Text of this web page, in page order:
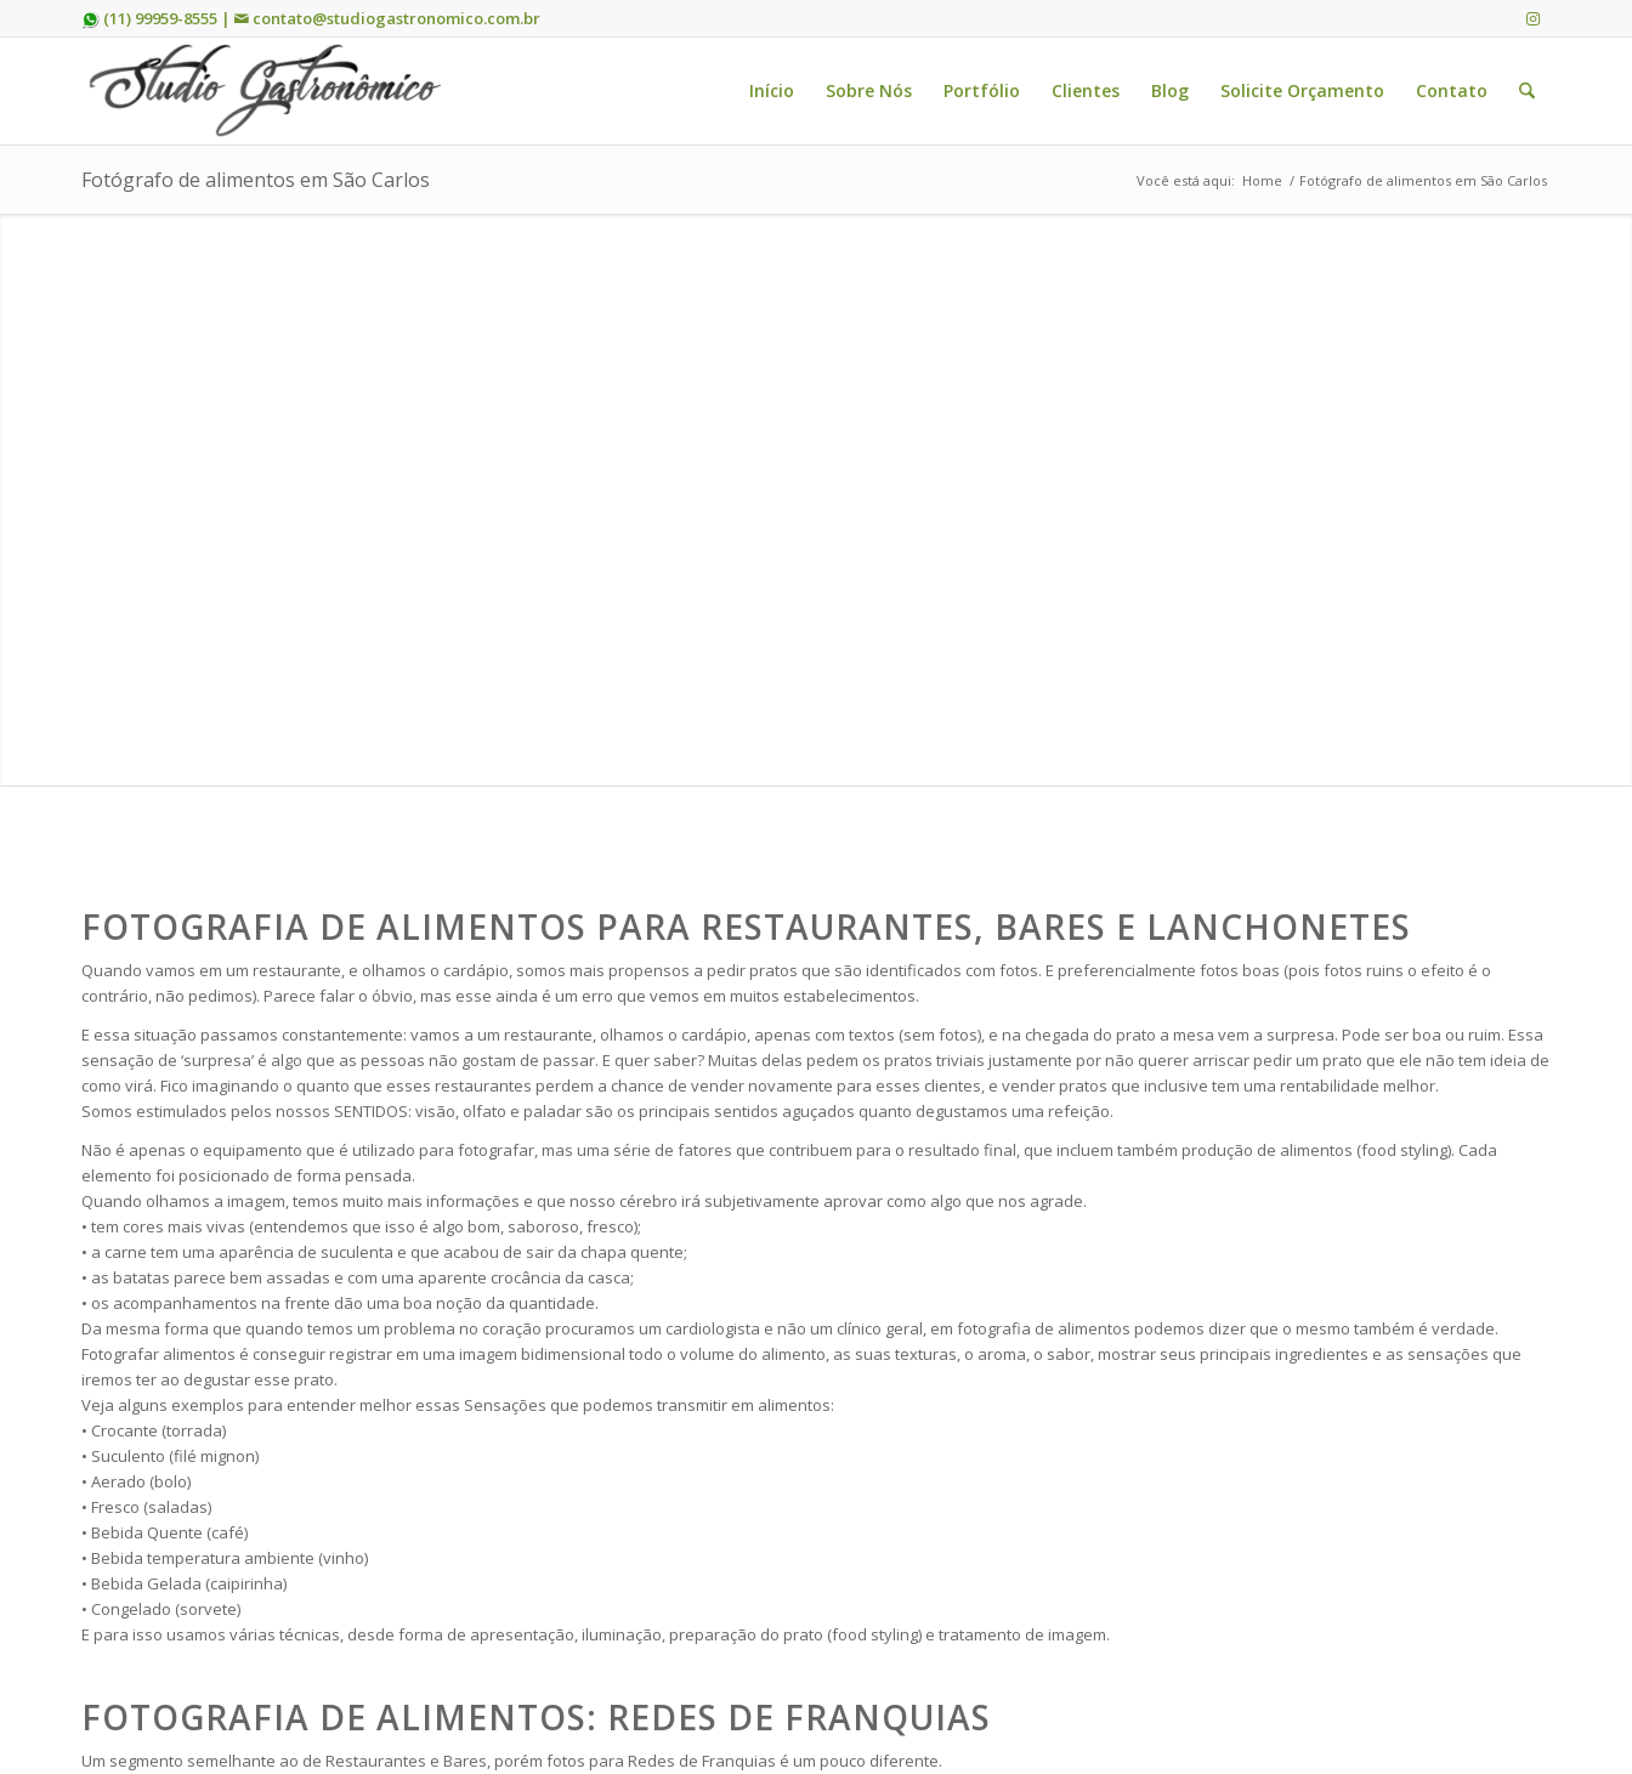
(11) 99959-8555 | contato@studiogastronomico.com.br
Início Sobre Nós Portfólio Clientes Blog Solicite Orçamento Contato
Fotógrafo de alimentos em São Carlos Você está aqui: Home / Fotógrafo de alimentos em São Carlos
FOTOGRAFIA DE ALIMENTOS PARA RESTAURANTES, BARES E LANCHONETES
Quando vamos em um restaurante, e olhamos o cardápio, somos mais propensos a pedir pratos que são identificados com fotos. E preferencialmente fotos boas (pois fotos ruins o efeito é o
contrário, não pedimos). Parece falar o óbvio, mas esse ainda é um erro que vemos em muitos estabelecimentos.
E essa situação passamos constantemente: vamos a um restaurante, olhamos o cardápio, apenas com textos (sem fotos), e na chegada do prato a mesa vem a surpresa. Pode ser boa ou ruim. Essa
sensação de ‘surpresa’ é algo que as pessoas não gostam de passar. E quer saber? Muitas delas pedem os pratos triviais justamente por não querer arriscar pedir um prato que ele não tem ideia de
como virá. Fico imaginando o quanto que esses restaurantes perdem a chance de vender novamente para esses clientes, e vender pratos que inclusive tem uma rentabilidade melhor.
Somos estimulados pelos nossos SENTIDOS: visão, olfato e paladar são os principais sentidos aguçados quanto degustamos uma refeição.
Não é apenas o equipamento que é utilizado para fotografar, mas uma série de fatores que contribuem para o resultado final, que incluem também produção de alimentos (food styling). Cada
elemento foi posicionado de forma pensada.
Quando olhamos a imagem, temos muito mais informações e que nosso cérebro irá subjetivamente aprovar como algo que nos agrade.
• tem cores mais vivas (entendemos que isso é algo bom, saboroso, fresco);
• a carne tem uma aparência de suculenta e que acabou de sair da chapa quente;
• as batatas parece bem assadas e com uma aparente crocância da casca;
• os acompanhamentos na frente dão uma boa noção da quantidade.
Da mesma forma que quando temos um problema no coração procuramos um cardiologista e não um clínico geral, em fotografia de alimentos podemos dizer que o mesmo também é verdade.
Fotografar alimentos é conseguir registrar em uma imagem bidimensional todo o volume do alimento, as suas texturas, o aroma, o sabor, mostrar seus principais ingredientes e as sensações que
iremos ter ao degustar esse prato.
Veja alguns exemplos para entender melhor essas Sensações que podemos transmitir em alimentos:
• Crocante (torrada)
• Suculento (filé mignon)
• Aerado (bolo)
• Fresco (saladas)
• Bebida Quente (café)
• Bebida temperatura ambiente (vinho)
• Bebida Gelada (caipirinha)
• Congelado (sorvete)
E para isso usamos várias técnicas, desde forma de apresentação, iluminação, preparação do prato (food styling) e tratamento de imagem.
FOTOGRAFIA DE ALIMENTOS: REDES DE FRANQUIAS
Um segmento semelhante ao de Restaurantes e Bares, porém fotos para Redes de Franquias é um pouco diferente.